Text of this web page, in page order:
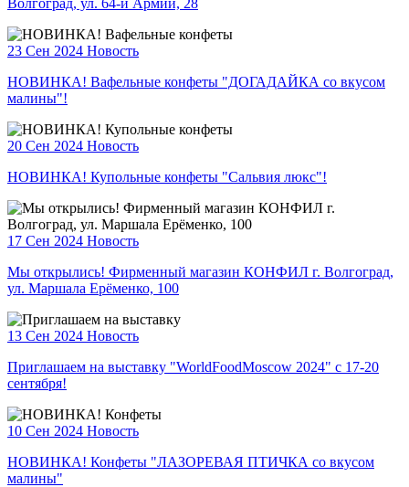
Волгоград, ул. 64-й Армии, 28
23 Сен 2024 Новость
НОВИНКА! Вафельные конфеты "ДОГАДАЙКА со вкусом
малины"!
20 Сен 2024 Новость
НОВИНКА! Купольные конфеты "Сальвия люкс"!
17 Сен 2024 Новость
Мы открылись! Фирменный магазин КОНФИЛ г. Волгоград,
ул. Маршала Ерёменко, 100
13 Сен 2024 Новость
Приглашаем на выставку "WorldFoodMoscow 2024" с 17-20
сентября!
10 Сен 2024 Новость
НОВИНКА! Конфеты "ЛАЗОРЕВАЯ ПТИЧКА со вкусом
малины"